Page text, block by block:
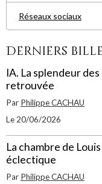
Réseaux sociaux
Derniers
IA. La splendeur
retrouvée
Par Philippe CACHAU
Le 20/06/2026
La chambre de
éclectique
Par Philippe CACHAU